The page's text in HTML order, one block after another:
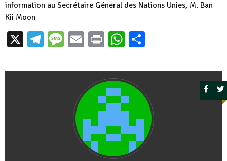
information au Secrétaire Géneral des Nations Unies, M. Ban
Kii Moon
X Telegram
Message
EmailPrintWhatsApp